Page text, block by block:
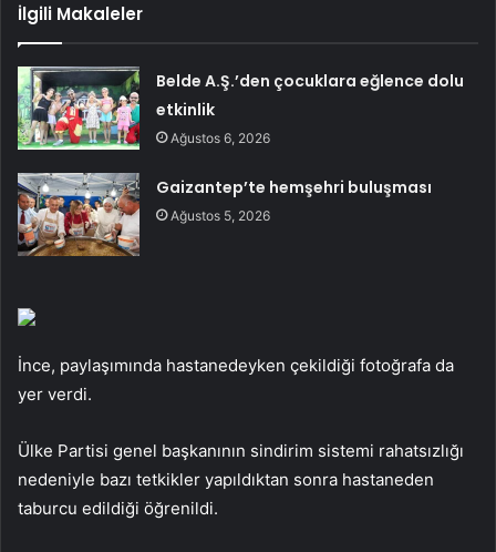
İlgili Makaleler
Belde A.Ş.’den çocuklara eğlence dolu
etkinlik
Ağustos 6, 2026
Gaizantep’te hemşehri buluşması
Ağustos 5, 2026
İnce, paylaşımında hastanedeyken çekildiği fotoğrafa da
yer verdi.
Ülke Partisi genel başkanının sindirim sistemi rahatsızlığı
nedeniyle bazı tetkikler yapıldıktan sonra hastaneden
taburcu edildiği öğrenildi.